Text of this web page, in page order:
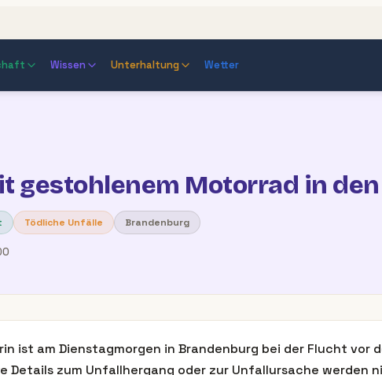
Wissen Unterhaltung Wetter
gestohlenem Motorrad in den
Tödliche Unfälle Brandenburg
ist am Dienstagmorgen in Brandenburg bei der Flucht vor
Details zum Unfallhergang oder zur Unfallursache werden